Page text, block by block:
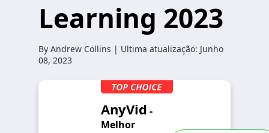
Learning 2023
By Andrew Collins | Ultima atualização: Junho
08, 2023
AnyVid -
Melhor